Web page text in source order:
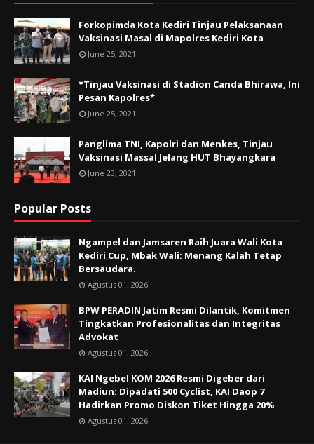
Forkopimda Kota Kediri Tinjau Pelaksanaan
Vaksinasi Masal di Mapolres Kediri Kota
June 25, 2021
*Tinjau Vaksinasi di Stadion Canda Bhirawa, Ini
Pesan Kapolres*
June 25, 2021
Panglima TNI, Kapolri dan Menkes, Tinjau
Vaksinasi Massal Jelang HUT Bhayangkara
June 23, 2021
Popular Posts
Ngampel dan Jamsaren Raih Juara Wali Kota
Kediri Cup, Mbak Wali: Menang Kalah Tetap
Bersaudara.
Agustus 01, 2026
BPW PERADIN Jatim Resmi Dilantik, Komitmen
Tingkatkan Profesionalitas dan Integritas
Advokat
Agustus 01, 2026
KAI Ngebel KOM 2026 Resmi Digeber dari
Madiun: Dipadati 500 Cyclist, KAI Daop 7
Hadirkan Promo Diskon Tiket Hingga 20%
Agustus 01, 2026